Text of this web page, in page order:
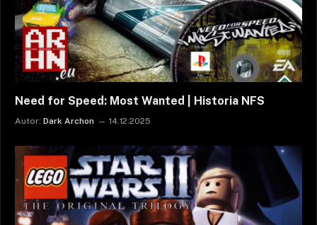
Need for Speed: Most Wanted | Historia NFS
Autor: Dark Archon 14.12.2025